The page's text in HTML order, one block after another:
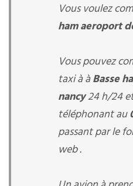
Vous voulez
ham aeroport
Vous pouvez
taxi à àBasse
nancy24 h/24
téléphonant au
passant par le
web .